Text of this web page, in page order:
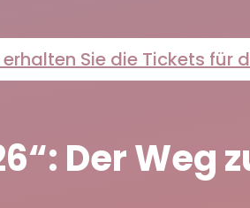
erhalten Sie die Tickets für
Der Weg